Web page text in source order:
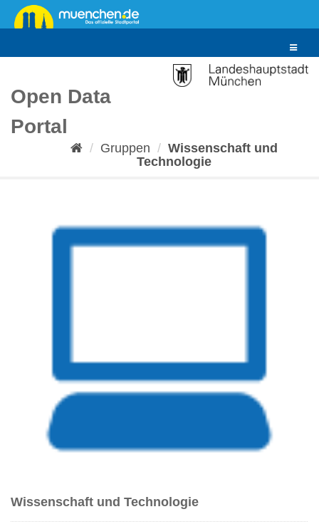
Überspringen
zum
Toggle
Open Data
Portal
Gruppen
Wissenschaft und
Technologie
Wissenschaft und Technologie